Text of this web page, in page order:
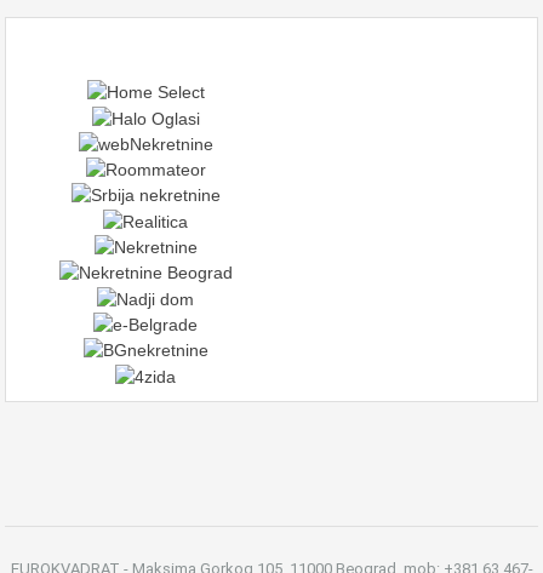
EUROKVADRAT - Maksima Gorkog 105, 11000 Beograd, mob: +381 63 467-